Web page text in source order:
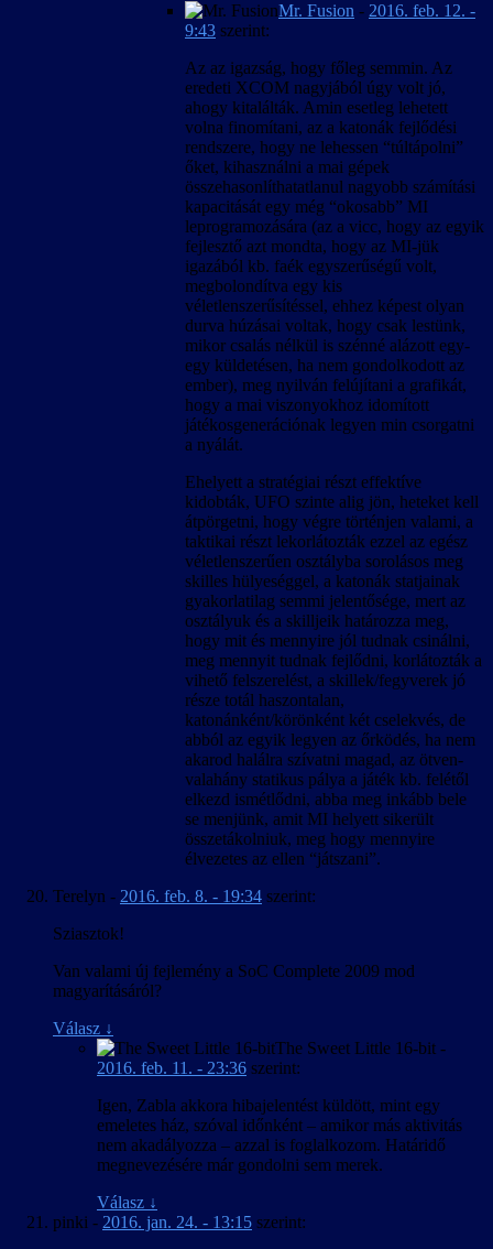
Mr. Fusion - 2016. feb. 12. -
9:43 szerint:
Az az igazság, hogy főleg semmin. Az
eredeti XCOM nagyjából úgy volt jó,
ahogy kitalálták. Amin esetleg lehetett
volna finomítani, az a katonák fejlődési
rendszere, hogy ne lehessen “túltápolni”
őket, kihasználni a mai gépek
összehasonlíthatatlanul nagyobb számítási
kapacitását egy még “okosabb” MI
leprogramozására (az a vicc, hogy az egyik
fejlesztő azt mondta, hogy az MI-jük
igazából kb. faék egyszerűségű volt,
megbolondítva egy kis
véletlenszerűsítéssel, ehhez képest olyan
durva húzásai voltak, hogy csak lestünk,
mikor csalás nélkül is szénné alázott egy-
egy küldetésen, ha nem gondolkodott az
ember), meg nyilván felújítani a grafikát,
hogy a mai viszonyokhoz idomított
játékosgenerációnak legyen min csorgatni
a nyálát.
Ehelyett a stratégiai részt effektíve
kidobták, UFO szinte alig jön, heteket kell
átpörgetni, hogy végre történjen valami, a
taktikai részt lekorlátozták ezzel az egész
véletlenszerűen osztályba sorolásos meg
skilles hülyeséggel, a katonák statjainak
gyakorlatilag semmi jelentősége, mert az
osztályuk és a skilljeik határozza meg,
hogy mit és mennyire jól tudnak csinálni,
meg mennyit tudnak fejlődni, korlátozták a
vihető felszerelést, a skillek/fegyverek jó
része totál haszontalan,
katonánként/körönként két cselekvés, de
abból az egyik legyen az őrködés, ha nem
akarod halálra szívatni magad, az ötven-
valahány statikus pálya a játék kb. felétől
elkezd ismétlődni, abba meg inkább bele
se menjünk, amit MI helyett sikerült
összetákolniuk, meg hogy mennyire
élvezetes az ellen “játszani”.
Terelyn - 2016. feb. 8. - 19:34 szerint:
Sziasztok!
Van valami új fejlemény a SoC Complete 2009 mod
magyarításáról?
Válasz ↓
The Sweet Little 16-bit -
2016. feb. 11. - 23:36 szerint:
Igen, Zabla akkora hibajelentést küldött, mint egy
emeletes ház, szóval időnként – amikor más aktivitás
nem akadályozza – azzal is foglalkozom. Határidő
megnevezésére már gondolni sem merek.
Válasz ↓
pinki - 2016. jan. 24. - 13:15 szerint: